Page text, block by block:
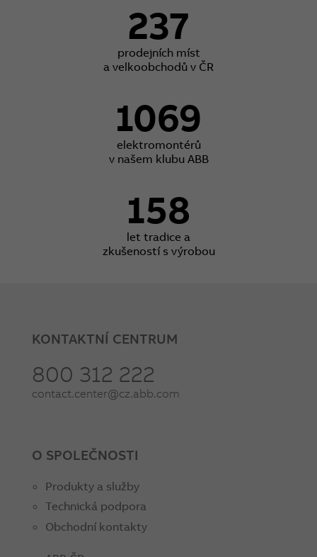
237
prodejních míst
a velkoobchodů v ČR
1069
elektromontérů
v našem klubu ABB
158
let tradice a
zkušeností s výrobou
KONTAKTNÍ CENTRUM
800 312 222
contact.center@cz.abb.com
O SPOLEČNOSTI
Produkty a služby
Technická podpora
Obchodní kontakty